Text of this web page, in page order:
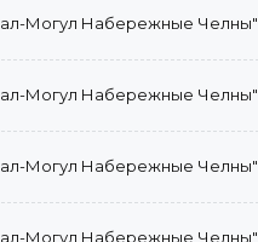
Могул Набережные Челны"
Могул Набережные Челны"
Могул Набережные Челны"
Могул Набережные Челны"